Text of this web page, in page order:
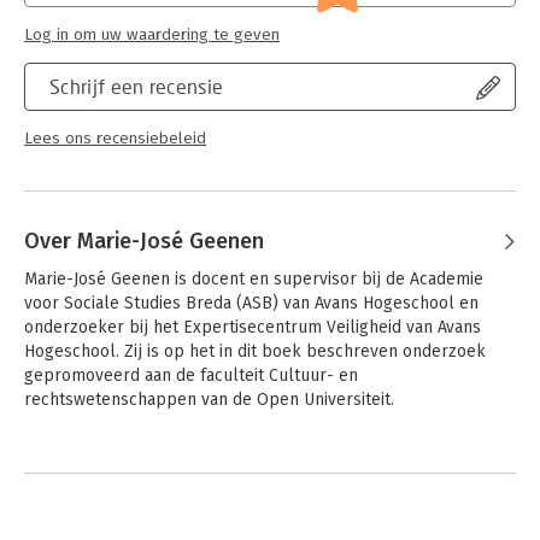
Schrijf een recensie
Lees ons recensiebeleid
Log in om uw waardering te geven
Over Marie-José Geenen
Marie-José Geenen is docent en supervisor bij de Academie
voor Sociale Studies Breda (ASB) van Avans Hogeschool en
onderzoeker bij het Expertisecentrum Veiligheid van Avans
Hogeschool. Zij is op het in dit boek beschreven onderzoek
gepromoveerd aan de faculteit Cultuur- en
rechtswetenschappen van de Open Universiteit.